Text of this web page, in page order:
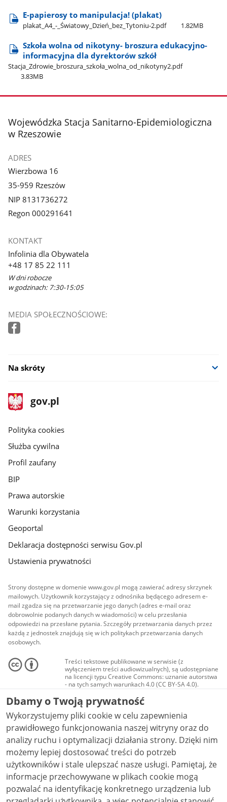
E-papierosy to manipulacja! (plakat)
plakat​_A4​_-​_Światowy​_Dzień​_bez​_Tytoniu-2.pdf 1.82MB
Szkoła wolna od nikotyny- broszura edukacyjno-
informacyjna dla dyrektorów szkół
Stacja​_Zdrowie​_broszura​_szkoła​_wolna​_od​_nikotyny2.pdf
3.83MB
stopka
Wojewódzka Stacja Sanitarno-Epidemiologiczna
w Rzeszowie
ADRES
Wierzbowa 16
35-959 Rzeszów
NIP 8131736272
Regon 000291641
KONTAKT
Infolinia dla Obywatela
+48 17 85 22 111
W dni robocze
w godzinach: 7:30-15:05
MEDIA SPOŁECZNOŚCIOWE:
Na skróty
stopka
gov.pl
Strona
gov.pl
gov.pl
Polityka cookies
Służba cywilna
Profil zaufany
BIP
Prawa autorskie
Warunki korzystania
Geoportal
Deklaracja dostępności serwisu Gov.pl
Ustawienia prywatności
Strony dostępne w domenie www.gov.pl mogą zawierać adresy skrzynek
mailowych. Użytkownik korzystający z odnośnika będącego adresem e-
mail zgadza się na przetwarzanie jego danych (adres e-mail oraz
dobrowolnie podanych danych w wiadomości) w celu przesłania
odpowiedzi na przesłane pytania. Szczegóły przetwarzania danych przez
każdą z jednostek znajdują się w ich politykach przetwarzania danych
osobowych.
Treści tekstowe publikowane w serwisie (z
wyłączeniem treści audiowizualnych), są udostępniane
na licencji typu Creative Commons: uznanie autorstwa
- na tych samych warunkach 4.0 (CC BY-SA 4.0).
Materiały audiowizualne, w tym zdjęcia, materiały
audio i wideo, są udostępniane na licencji typu
Creative Commons: uznanie autorstwa użycie
niekomercyjne - bez utworów zależnych 4.0 (CC BY-
NC-ND 4.0), o ile nie jest to stwierdzone inaczej.
Dbamy o Twoją prywatność
Wykorzystujemy pliki cookie w celu zapewnienia
prawidłowego funkcjonowania naszej witryny oraz do
analizy ruchu i optymalizacji działania strony. Dzięki nim
możemy lepiej dostosować treści do potrzeb
użytkowników i stale ulepszać nasze usługi. Pamiętaj, że
informacje przechowywane w plikach cookie mogą
pozwalać na identyfikację konkretnego urządzenia lub